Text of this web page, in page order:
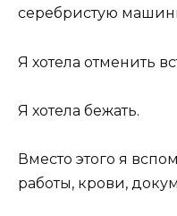
серебристую
Я хотела отменить
Я хотела бежать.
Вместо этого я
работы, крови,